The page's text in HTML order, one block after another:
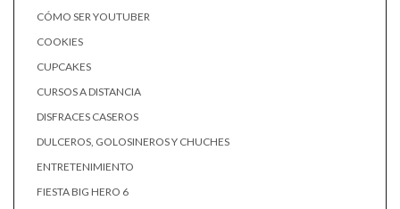
CÓMO SER YOUTUBER
COOKIES
CUPCAKES
CURSOS A DISTANCIA
DISFRACES CASEROS
DULCEROS, GOLOSINEROS Y CHUCHES
ENTRETENIMIENTO
FIESTA BIG HERO 6